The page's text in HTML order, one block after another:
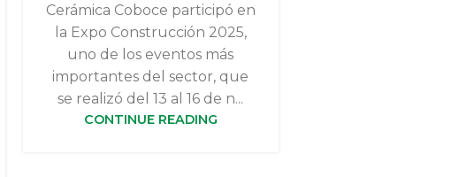
Cerámica Coboce participó en
la Expo Construcción 2025,
uno de los eventos más
importantes del sector, que
se realizó del 13 al 16 de n...
CONTINUE READING